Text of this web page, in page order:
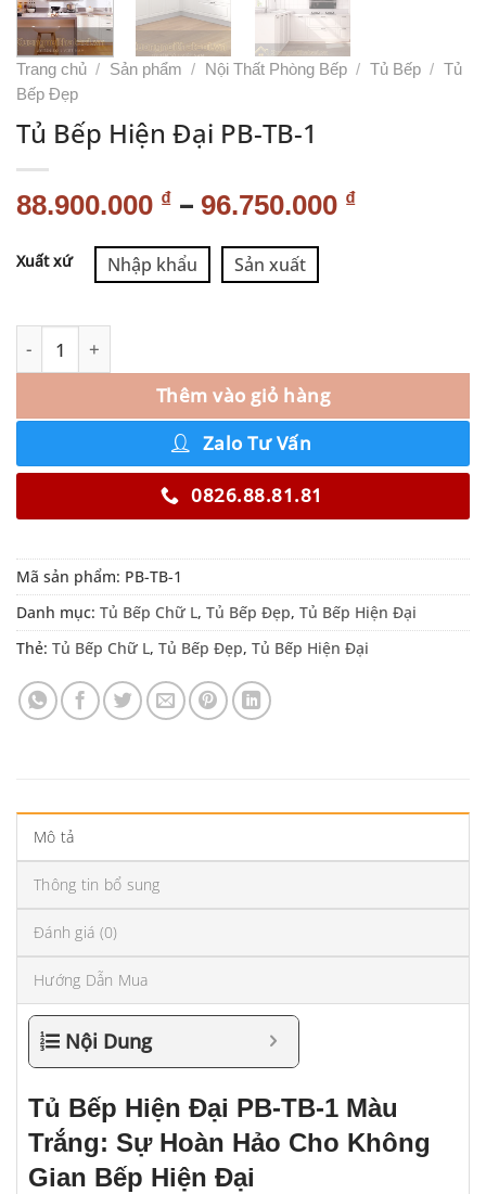
Trang chủ / Sản phẩm / Nội Thất Phòng Bếp / Tủ Bếp / Tủ
Bếp Đẹp
Tủ Bếp Hiện Đại PB-TB-1
88.900.000 ₫ – 96.750.000 ₫
Xuất xứ Nhập khẩu Sản xuất
Thêm vào giỏ hàng
Alternative:
Zalo Tư Vấn
0826.88.81.81
Mã sản phẩm: PB-TB-1
Danh mục: Tủ Bếp Chữ L, Tủ Bếp Đẹp, Tủ Bếp Hiện Đại
Thẻ: Tủ Bếp Chữ L, Tủ Bếp Đẹp, Tủ Bếp Hiện Đại
Mô tả
Thông tin bổ sung
Đánh giá (0)
Hướng Dẫn Mua
Nội Dung
Tủ Bếp Hiện Đại PB-TB-1 Màu
Trắng: Sự Hoàn Hảo Cho Không
Gian Bếp Hiện Đại